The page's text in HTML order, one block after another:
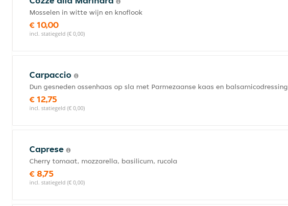
Mosselen in witte wijn en knoflook
€ 10,00
incl. statiegeld (€ 0,00)
Carpaccio
Dun gesneden ossenhaas op sla met Parmezaanse kaas en balsamicodressing
€ 12,75
incl. statiegeld (€ 0,00)
Caprese
Cherry tomaat, mozzarella, basilicum, rucola
€ 8,75
incl. statiegeld (€ 0,00)